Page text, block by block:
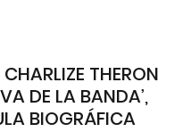
THERON
DE LA BANDA’,
BIOGRÁFICA